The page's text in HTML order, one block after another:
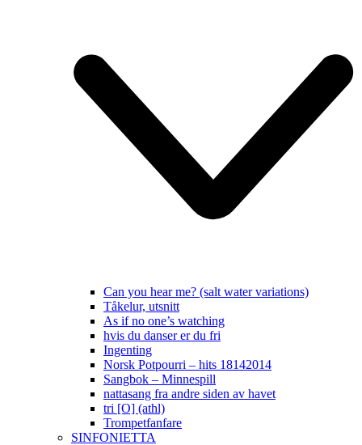
Can you hear me? (salt water variations)
Tåkelur, utsnitt
As if no one’s watching
hvis du danser er du fri
Ingenting
Norsk Potpourri – hits 18142014
Sangbok – Minnespill
nattasang fra andre siden av havet
tri [O] (athl)
Trompetfanfare
SINFONIETTA